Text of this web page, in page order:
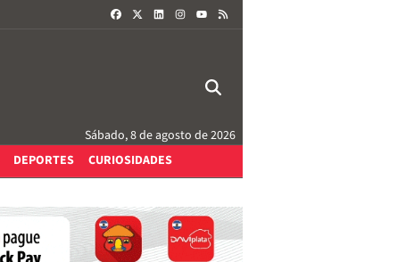
FACEBOOKLINKEDININSTAGRAM
Sábado, 8 de agosto de 2026
DEPORTES CURIOSIDADES